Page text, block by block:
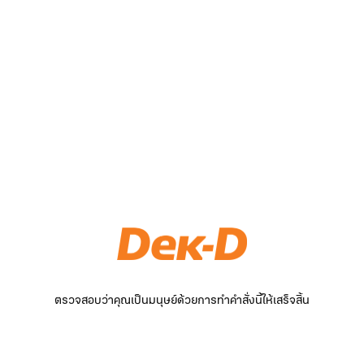
ตรวจสอบว่าคุณเป็นมนุษย์ด้วยการทำคำสั่งนี้ให้เสร็จสิ้น